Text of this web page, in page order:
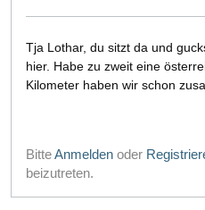
Tja Lothar, du sitzt da und
hier. Habe zu zweit eine
Kilometer haben wir schon
BitteAnmelden oder
beizutreten.